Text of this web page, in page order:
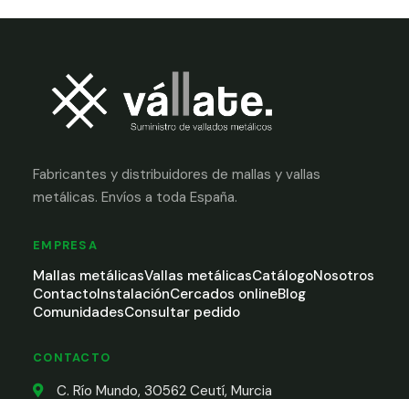
Fabricantes y distribuidores de mallas y vallas
metálicas. Envíos a toda España.
EMPRESA
Mallas metálicasVallas metálicasCatálogoNosotros
ContactoInstalaciónCercados onlineBlog
ComunidadesConsultar pedido
CONTACTO
C. Río Mundo, 30562 Ceutí, Murcia